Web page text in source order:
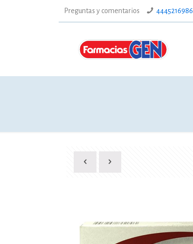
Preguntas y comentarios 4445216986